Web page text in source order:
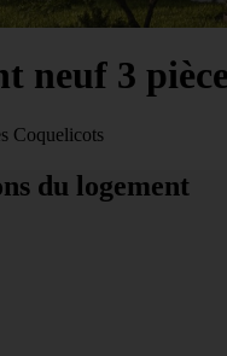
3
Coquelicots
du logement